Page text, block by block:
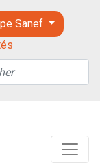
Sanef